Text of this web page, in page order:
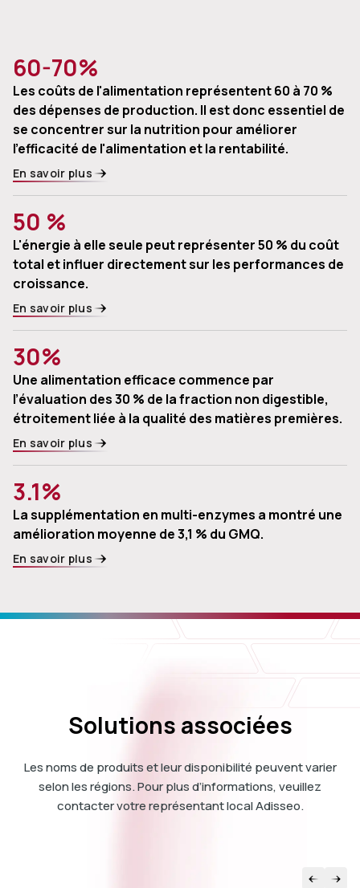
60-70%
Les coûts de l'alimentation représentent 60 à 70 %
des dépenses de production. Il est donc essentiel de
se concentrer sur la nutrition pour améliorer
l'efficacité de l'alimentation et la rentabilité.
En savoir plus
50 %
L'énergie à elle seule peut représenter 50 % du coût
total et influer directement sur les performances de
croissance.
En savoir plus
30%
Une alimentation efficace commence par
l’évaluation des 30 % de la fraction non digestible,
étroitement liée à la qualité des matières premières.
En savoir plus
3.1%
La supplémentation en multi-enzymes a montré une
amélioration moyenne de 3,1 % du GMQ.
En savoir plus
Solutions associées
Les noms de produits et leur disponibilité peuvent varier
selon les régions. Pour plus d’informations, veuillez
contacter votre représentant local Adisseo.